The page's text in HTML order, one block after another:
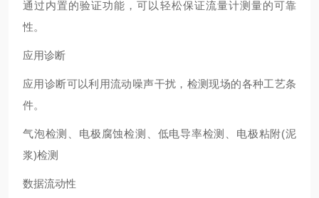
通过内置的验证功能，可以轻松保证流量计测量的可靠
性。
应用诊断
应用诊断可以利用流动噪声干扰，检测现场的各种工艺条
件。
气泡检测、电极腐蚀检测、低电导率检测、电极粘附(泥
浆)检测
数据流动性